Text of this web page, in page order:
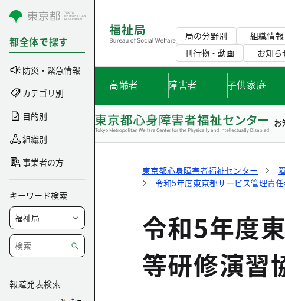
コンテンツにスキップ
都全体で探す
防災・緊急情報
カテゴリ別
目的別
組織別
事業者の方
キーワード検索
報道発表検索
局の分野別 組織情報
刊行物・動画
お知ら
高齢者 障害者 子供家庭
お
東京都心身障害者福祉センター
令和5年度東京都サービス管理責
令和5年度
等研修演習